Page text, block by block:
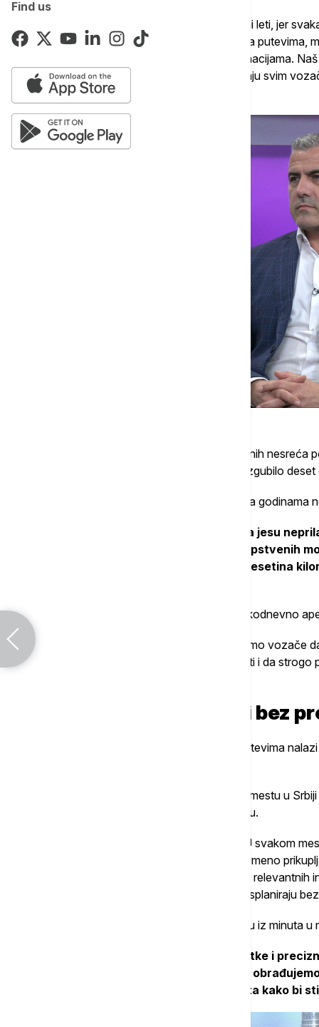
Find us
"Ne možemo da kažemo da je lakše zimi ili leti, jer
da tokom leta imamo mnogo više vozila na putevima,
mnogo više putovanja ka turističkim destinacijama.
svakog dana u godini, i stoji na raspolaganju svim
rekao je Mandić.
Poslednjih dana nekoliko teških saobraćajnih
putevima. Za svega sedam dana život je izgubilo
Mandić ističe da se uzroci najtežih nesreća godinama
"Najčešći uzroci saobraćajnih nesreća jesu
neispravnost vozila i precenjivanje sopstvenih
voze još malo, da izdrže još nekoliko desetina
Kako kaže, upravo zbog toga AMSS svakodnevno
"Naša uloga je da svakodnevno podsećamo vozače
umorni, da ne precenjuju svoje mogućnosti i da
Operativni centar radi bez
Iza svakodnevnih izveštaja o stanju na putevima
Prema rečima Mandića, AMSS u svakom mestu u
izlaze na teren u najkraćem mogućem roku.
"Operativni centar radi 24 časa dnevno. U svakom
teren i pružaju neophodnu pomoć. Istovremeno
saobraćajne policije, Puteva Srbije i drugih
prosleđujemo vozačima kako bi mogli da isplaniraju
On dodaje da se informacije danas menjaju iz minuta u
"Svesni smo da vozači danas žele kratke i
24 sata dnevno, prikupljamo podatke,
portala, društvenih mreža i našeg sajta kako bi